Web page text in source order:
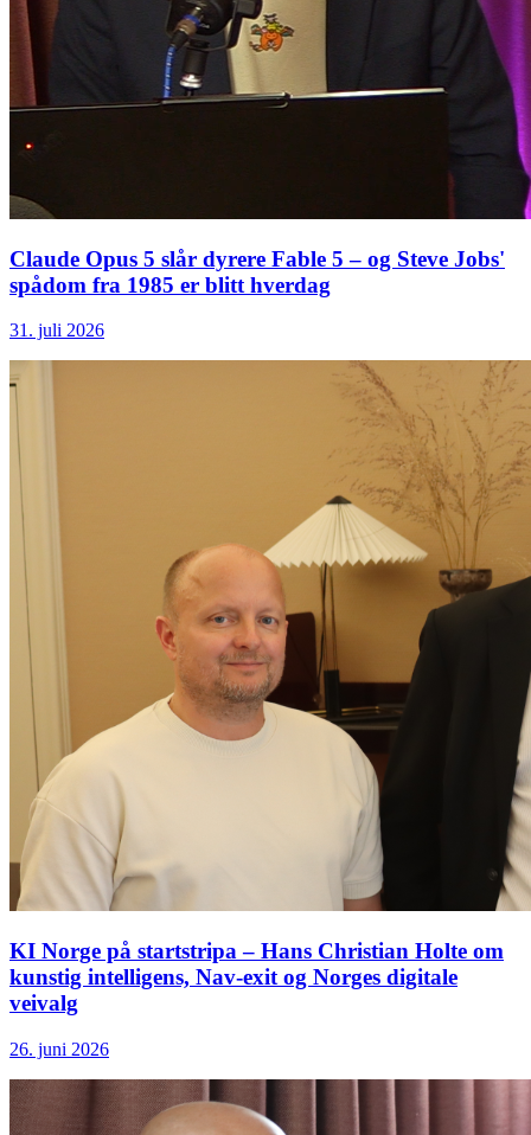
Claude Opus 5 slår dyrere Fable 5 – og Steve Jobs'
spådom fra 1985 er blitt hverdag
31. juli 2026
KI Norge på startstripa – Hans Christian Holte om
kunstig intelligens, Nav-exit og Norges digitale
veivalg
26. juni 2026